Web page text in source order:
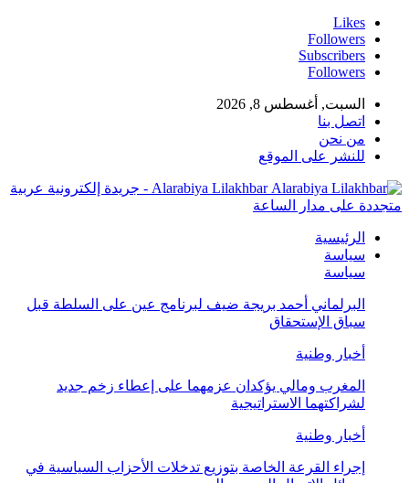
Likes
Followers
Subscribers
Followers
السبت, أغسطس 8, 2026
اتصل بنا
من نحن
للنشر على الموقع
Alarabiya Lilakhbar - جريدة إلكترونية عربية
متجددة على مدار الساعة
الرئيسية
سياسة
سياسة
البرلماني أحمد بريجة ضيف لبرنامج عين على السلطة قبل
سباق الإستحقاق
أخبار وطنية
المغرب ومالي يؤكدان عزمهما على إعطاء زخم جديد
لشراكتهما الاستراتيجية
أخبار وطنية
إجراء القرعة الخاصة بتوزيع تدخلات الأحزاب السياسية في